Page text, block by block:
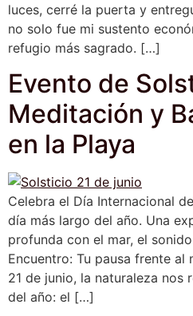
luces, cerré la puerta y
no solo fue mi sustento
refugio más sagrado. […]
Evento de
Meditación y
en la Playa
Celebra el Día Internacional
día más largo del año. Una
profunda con el mar, el
Encuentro: Tu pausa frente
21 de junio, la naturaleza nos
del año: el […]